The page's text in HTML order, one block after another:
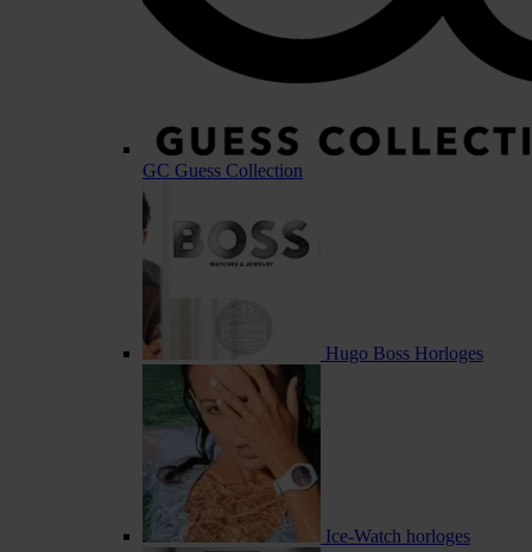
GC Guess Collection
Hugo Boss Horloges
Ice-Watch horloges